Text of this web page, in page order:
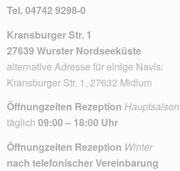
Tel.04742 9298-0
Kransburger Str. 1
27639 Wurster Nordseeküste
alternative Adresse für einige Navis:
Kransburger Str. 1, 27632 Midlum
Öffnungzeiten RezeptionHauptsaison
täglich 09:00 – 18:00 Uhr
Öffnungzeiten Rezeption Winter
nach telefonischer Vereinbarung